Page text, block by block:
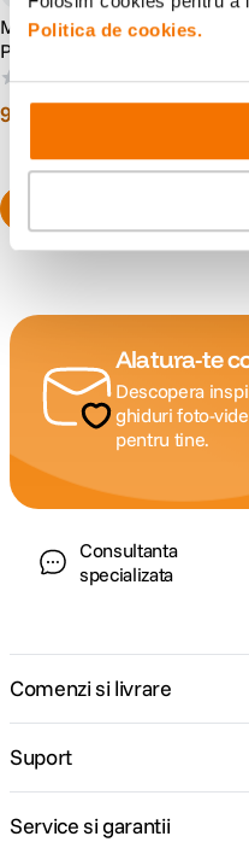
Politica de cookies.
Mobework Air Purifier V2
Pro Purificator Aer Alb
(0)
9 lei
Alatura-te
Descopera
ghiduri foto-
pentru tine.
Consultanta
specializata
Comenzi si livrare
Suport
Service si garantii